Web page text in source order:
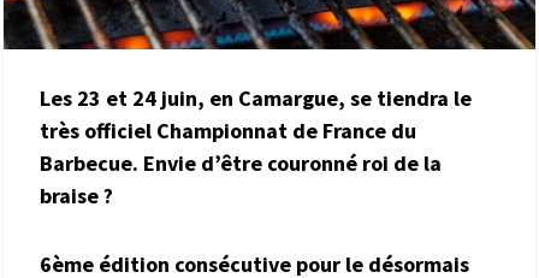
Les 23 et 24 juin, en Camargue, se tiendra le
très officiel Championnat de France du
Barbecue. Envie d’être couronné roi de la
braise ?
6ème édition consécutive pour le désormais